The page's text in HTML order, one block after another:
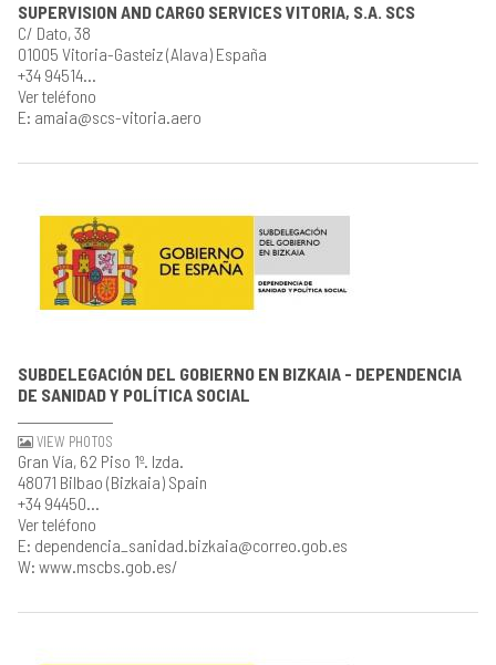
SUPERVISION AND CARGO SERVICES VITORIA, S.A. SCS
C/ Dato, 38
01005 Vitoria-Gasteiz (Alava) España
+34 94514...
Ver teléfono
E: amaia@scs-vitoria.aero
SUBDELEGACIÓN DEL GOBIERNO EN BIZKAIA - DEPENDENCIA
DE SANIDAD Y POLÍTICA SOCIAL
VIEW PHOTOS
Gran Vía, 62 Piso 1º. Izda.
48071 Bilbao (Bizkaia) Spain
+34 94450...
Ver teléfono
E: dependencia_sanidad.bizkaia@correo.gob.es
W: www.mscbs.gob.es/